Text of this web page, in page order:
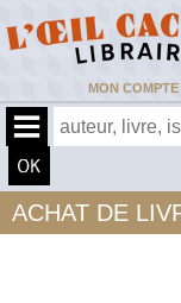
MON COMPTE
ACHAT DE